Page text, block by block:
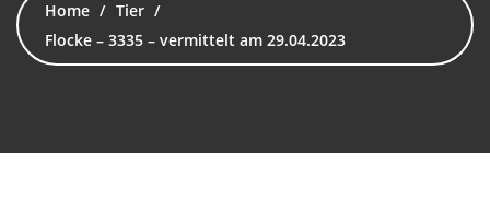
Home
Tier
Flocke – 3335 – vermittelt am 29.04.2023